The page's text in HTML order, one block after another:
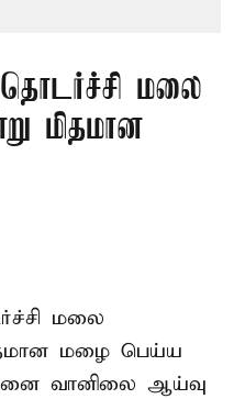
தொடர்ச்சி மலை
மிதமான
மலை
மழை பெய்ய
வானிலை ஆய்வு